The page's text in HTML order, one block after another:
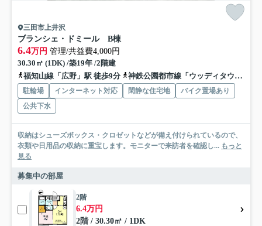
三田市上井沢
ブランシェ・ドミール B棟
6.4万円 管理/共益費4,000円
30.30㎡ (1DK) /築19年 /2階建
福知山線「広野」駅 徒歩9分
神鉄公園都市線「ウッディタウン中央」駅 バス23分 神姫バス「上井沢」 停歩9分
駐輪場 インターネット対応 閑静な住宅地
バイク置場あり
公共下水
収納はシューズボックス・クロゼットなどが備え付けられているので、
衣類や日用品の収納に重宝します。モニターで来訪者を確認し... もっと
見る
募集中の部屋
2階
6.4万円
2階 / 30.30㎡ / 1DK